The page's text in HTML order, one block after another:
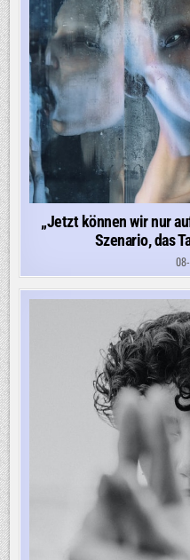
„Jetzt können wir nur
Szenario, das